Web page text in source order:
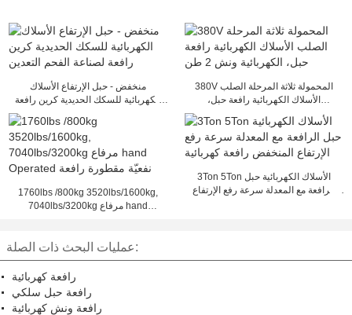
منخفض - حبل الإرتفاع الأسلاك
الكهربائية للسكك الحديدية كرين رافعة
380V المحمولة ثلاثة المرحلة الصلب
الأسلاك الكهربائية رافعة حبل،
1760lbs /800kg 3520lbs/1600kg,
7040lbs/3200kg مرفاع hand
3Ton 5Ton الأسلاك الكهربائية حبل
الرافعة مع المعدلة سرعة رفع الإرتفاع
عمليات البحث ذات الصلة:
رافعة كهربائية
رافعة حبل سلكي
رافعة ونش كهربائية